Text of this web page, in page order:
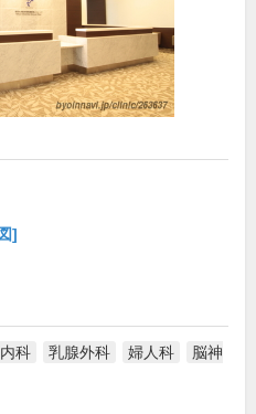
]
科 乳腺外科 婦人科
脳神